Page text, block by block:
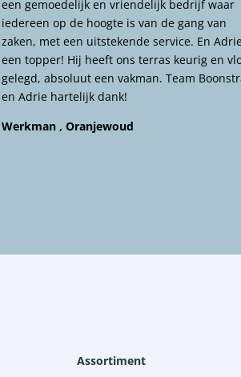
een gemoedelijk en vriendelijk bedrijf waar
iedereen op de hoogte is van de gang van
zaken, met een uitstekende service. En
een topper! Hij heeft ons terras keurig en
gelegd, absoluut een vakman. Team
en Adrie hartelijk dank!
Werkman , Oranjewoud
Assortiment